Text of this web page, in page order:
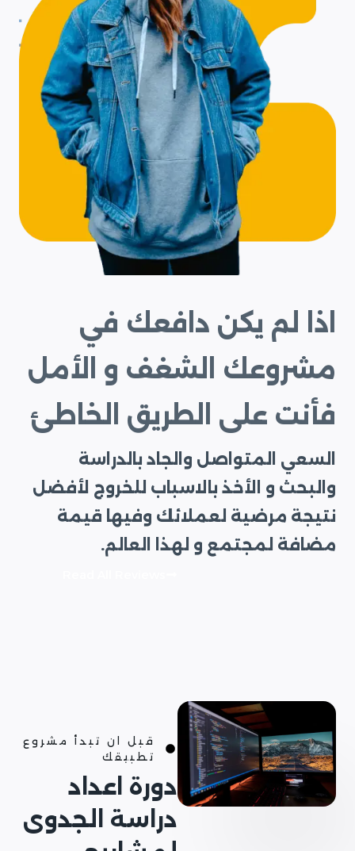
اذا لم يكن دافعك في
مشروعك الشغف و الأمل
فأنت على الطريق الخاطئ
السعي المتواصل والجاد بالدراسة
والبحث و الأخذ بالاسباب للخروج لأفضل
نتيجة مرضية لعملائك وفيها قيمة
مضافة لمجتمع و لهذا العالم.
قبل ان تبدأ مشروع
تطبيقك
دورة اعداد
دراسة الجدوى